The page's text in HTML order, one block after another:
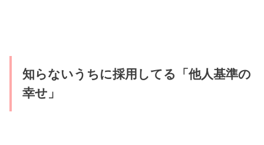
知らないうちに採用してる「他人基準の
幸せ」